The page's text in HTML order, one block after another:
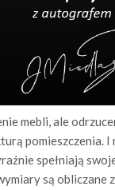
mebli, ale
pomieszczenia.
spełniają
są obliczane